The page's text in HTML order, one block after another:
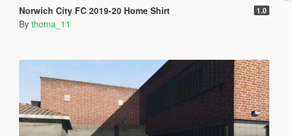
Norwich City FC 2019-20 Home Shirt 1.0
By thoma_11